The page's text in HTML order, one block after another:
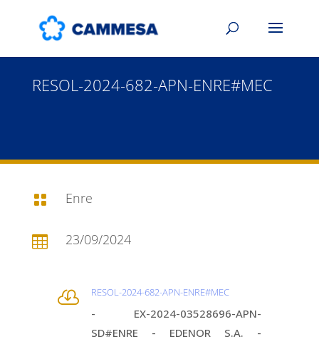
RESOL-2024-682-APN-ENRE#MEC
 Enre
 23/09/2024
 RESOL-2024-682-APN-ENRE#MEC
- EX-2024-03528696-APN-
SD#ENRE - EDENOR S.A. -